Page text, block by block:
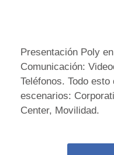
Presentación Poly
Comunicación:
Teléfonos. Todo
escenarios:
Center, Movilidad.